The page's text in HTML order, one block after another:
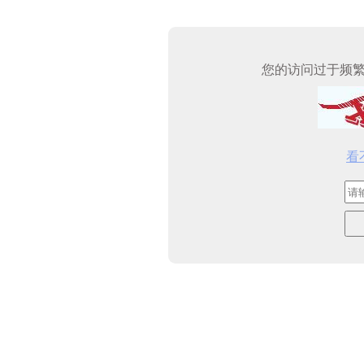
您的访问过于频
看